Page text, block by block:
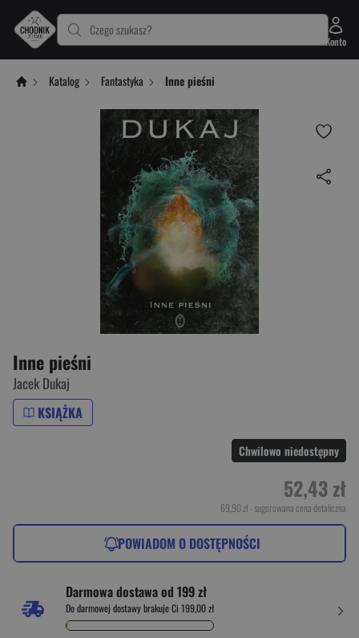
Czego szukasz?
Konto
Katalog Fantastyka Inne pieśni
Inne pieśni
Jacek Dukaj
KSIĄŻKA
Chwilowo niedostępny
52,43 zł
69,90 zł- sugerowana cena detaliczna
POWIADOM O DOSTĘPNOŚCI
Darmowa dostawa od 199 zł
Do darmowej dostawy brakuje Ci 199,00 zł